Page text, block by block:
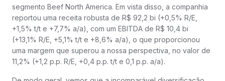
segmento Beef North America. Em vista disso, a companhia
reportou uma receita robusta de R$ 92,2 bi (+0,5% R/E,
+1,5% t/t e +7,7% a/a), com um EBITDA de R$ 10,4 bi
(+13,1% R/E, +5,1% t/t e +8,6% a/a), o que proporcionou
uma margem que superou a nossa perspectiva, no valor de
11,2% (+1,2 p.p. R/E, +0,4 p.p. t/t e 0,1 p.p. a/a).